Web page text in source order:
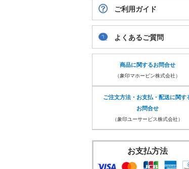
ご利用ガイド
よくあるご質問
商品に関するお問合せ
（象印マホービン株式会社）
ご注文方法・お支払・配送に関す
お問合せ
（象印ユーサービス株式会社）
お支払方法